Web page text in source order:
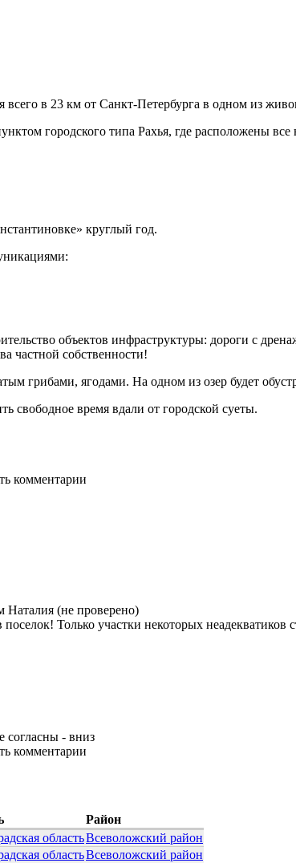
в 23 км от Санкт-Петербурга в одном из
городского типа Рахья, где расположены
круглый год.
объектов инфраструктуры: дороги с
частной собственности!
грибами, ягодами. На одном из озер будет
свободное время вдали от городской суеты.
комментарии
Наталия (не проверено)
Только участки некоторых неадекватиков
согласны - вниз
комментарии
Район
областьВсеволожский район
областьВсеволожский район